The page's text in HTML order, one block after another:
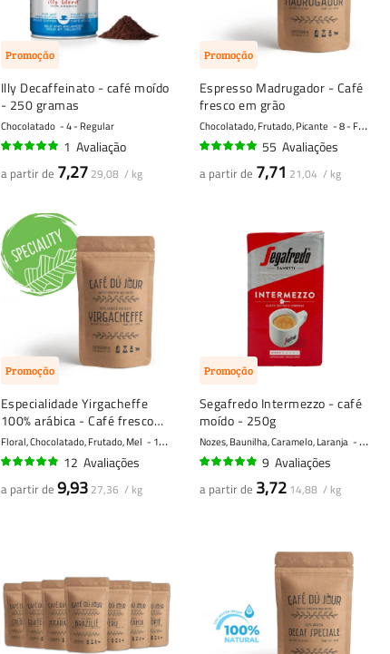
Promoção
Illy Decaffeinato - café moído
- 250 gramas
Chocolatado 4 - Regular
1 Avaliação
a partir de 7,27 29,08 / kg
Promoção
Espresso Madrugador - Café
fresco em grão
Chocolatado, Frutado, Picante 8 - Forte
55 Avaliações
a partir de 7,71 21,04 / kg
Promoção
Especialidade Yirgacheffe
100% arábica - Café fresco
em grão
Floral, Chocolatado, Frutado, Mel 10 - Muito forte
12 Avaliações
a partir de 9,93 27,36 / kg
Promoção
Segafredo Intermezzo - café
moído - 250g
Nozes, Baunilha, Caramelo, Laranja 8 - Forte
9 Avaliações
a partir de 3,72 14,88 / kg